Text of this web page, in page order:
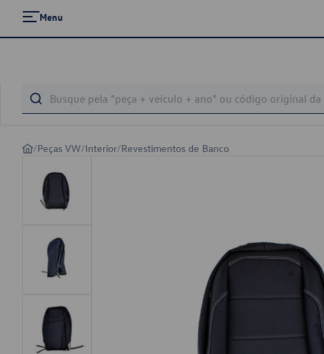
Menu
/Peças VW/Interior/Revestimentos de Banco